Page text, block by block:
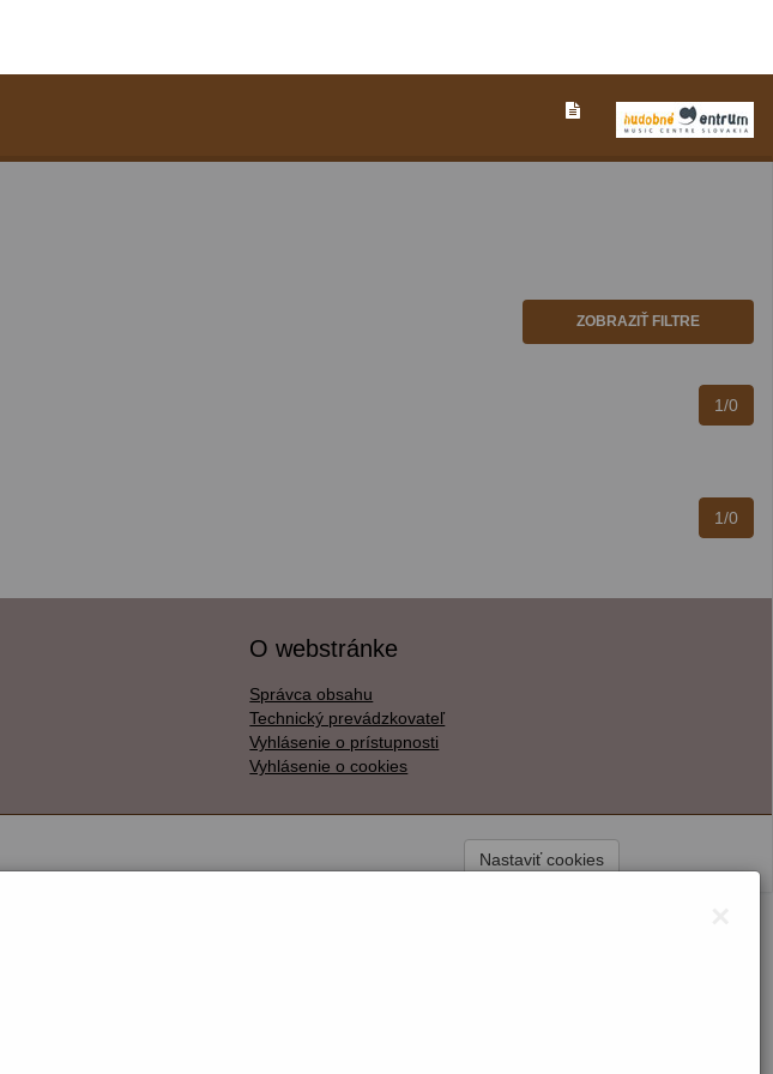
ZOBRAZIŤ FILTRE
1/0
1/0
O webstránke
Správca obsahu
Technický prevádzkovateľ
Vyhlásenie o prístupnosti
Vyhlásenie o cookies
Nastaviť cookies